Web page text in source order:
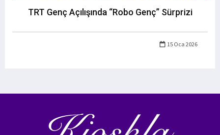
TRT Genç Açılışında “Robo Genç” Sürprizi
15 Oca 2026